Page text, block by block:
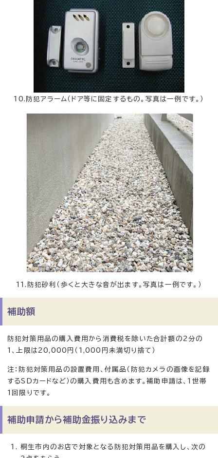
10.防犯アラーム（ドア等に固定するもの。写真は一例です。）
11.防犯砂利（歩くと大きな音が出ます。写真は一例です。）
補助額
防犯対策用品の購入費用から消費税を除いた合計額の2分の
1、上限は20,000円（1,000円未満切り捨て）
注：防犯対策用品の設置費用、付属品（防犯カメラの画像を記録
するSDカードなど）の購入費用も含めます。補助申請は、1世帯
1回限りです。
補助申請から補助金振り込みまで
桐生市内のお店で対象となる防犯対策用品を購入し、次の